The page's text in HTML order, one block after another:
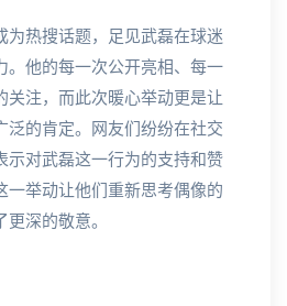
为热搜话题，足见武磊在球迷
。他的每一次公开亮相、每一
关注，而此次暖心举动更是让
泛的肯定。网友们纷纷在社交
示对武磊这一行为的支持和赞
一举动让他们重新思考偶像的
深的敬意。